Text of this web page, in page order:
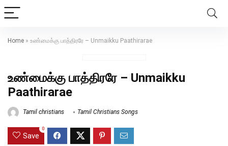
Home » உண்மைக்கு பாத்திரரே – Unmaikku Paathirarae
உண்மைக்கு பாத்திரரே – Unmaikku
Paathirarae
Tamil christians Tamil Christians Songs
Save
0